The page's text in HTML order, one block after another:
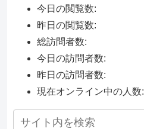
今日の閲覧数:
昨日の閲覧数:
総訪問者数:
今日の訪問者数:
昨日の訪問者数:
現在オンライン中の人数: